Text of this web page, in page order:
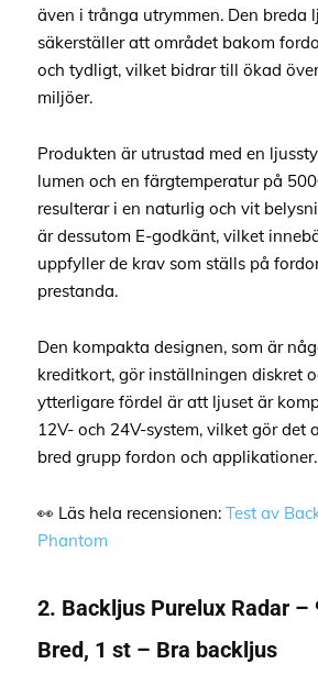
även i trånga utrymmen. Den breda
säkerställer att området bakom
och tydligt, vilket bidrar till ökad
miljöer.
Produkten är utrustad med en
lumen och en färgtemperatur på
resulterar i en naturlig och vit
är dessutom E-godkänt, vilket
uppfyller de krav som ställs på
prestanda.
Den kompakta designen, som är
kreditkort, gör inställningen diskret
ytterligare fördel är att ljuset är
12V- och 24V-system, vilket gör det
bred grupp fordon och applikationer.
👀 Läs hela recensionen: Test av
Phantom
2. Backljus Purelux Radar –
Bred, 1 st – Bra backljus